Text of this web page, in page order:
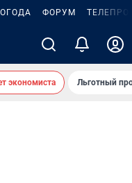
ФОРУМ
экономиста Льготный